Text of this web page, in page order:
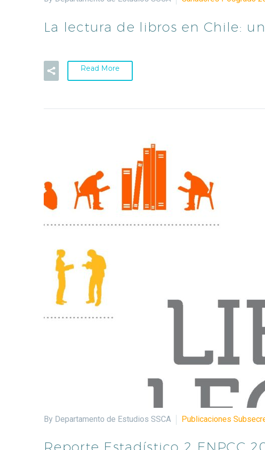
La lectura de libros en Chile:
Read More
By Departamento de Estudios SSCA Publicaciones